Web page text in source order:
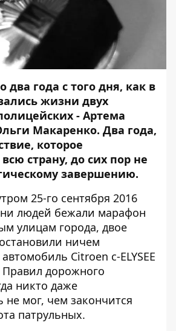
два года с того дня, как в
жизни двух
- Артема
Макаренко. Два года,
которое
страну, до сих пор не
завершению.
25-го сентября 2016
людей бежали марафон
улицам города, двое
ничем
Citroen с-ELYSEE
дорожного
никто даже
не мог, чем закончится
патрульных.